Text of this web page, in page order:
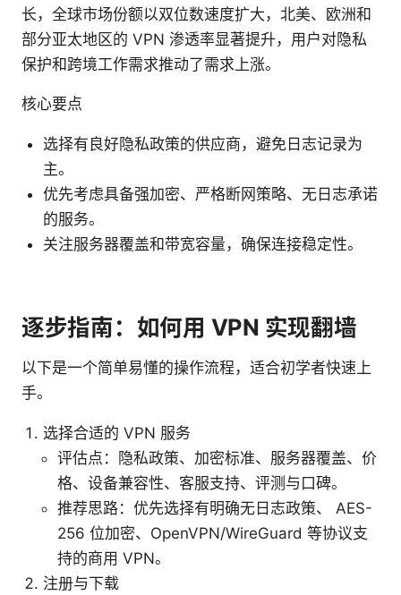
长，全球市场份额以双位数速度扩大，北美、欧洲和
部分亚太地区的 VPN 渗透率显著提升，用户对隐私
保护和跨境工作需求推动了需求上涨。
核心要点
选择有良好隐私政策的供应商，避免日志记录为
主。
优先考虑具备强加密、严格断网策略、无日志承诺
的服务。
关注服务器覆盖和带宽容量，确保连接稳定性。
逐步指南：如何用 VPN 实现翻墙
以下是一个简单易懂的操作流程，适合初学者快速上
手。
选择合适的 VPN 服务
评估点：隐私政策、加密标准、服务器覆盖、价
格、设备兼容性、客服支持、评测与口碑。
推荐思路：优先选择有明确无日志政策、 AES-
256 位加密、OpenVPN/WireGuard 等协议支
持的商用 VPN。
注册与下载